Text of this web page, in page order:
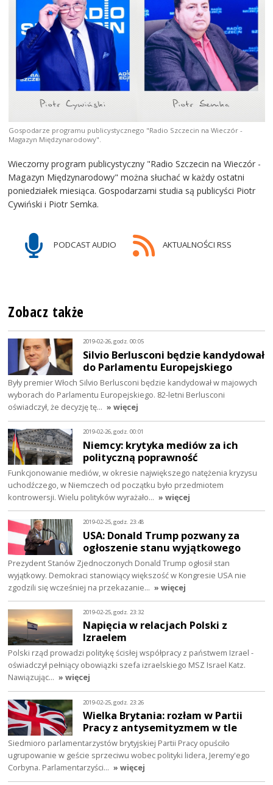
Gospodarze programu publicystycznego "Radio Szczecin na Wieczór -
Magazyn Międzynarodowy".
Wieczorny program publicystyczny "Radio Szczecin na Wieczór -
Magazyn Międzynarodowy" można słuchać w każdy ostatni
poniedziałek miesiąca. Gospodarzami studia są publicyści Piotr
Cywiński i Piotr Semka.
PODCAST AUDIO AKTUALNOŚCI RSS
Zobacz także
2019-02-26, godz. 00:05
Silvio Berlusconi będzie kandydował
do Parlamentu Europejskiego
Były premier Włoch Silvio Berlusconi będzie kandydował w majowych
wyborach do Parlamentu Europejskiego. 82-letni Berlusconi
oświadczył, że decyzję tę… » więcej
2019-02-26, godz. 00:01
Niemcy: krytyka mediów za ich
polityczną poprawność
Funkcjonowanie mediów, w okresie największego natężenia kryzysu
uchodźczego, w Niemczech od początku było przedmiotem
kontrowersji. Wielu polityków wyrażało… » więcej
2019-02-25, godz. 23:48
USA: Donald Trump pozwany za
ogłoszenie stanu wyjątkowego
Prezydent Stanów Zjednoczonych Donald Trump ogłosił stan
wyjątkowy. Demokraci stanowiący większość w Kongresie USA nie
zgodzili się wcześniej na przekazanie… » więcej
2019-02-25, godz. 23:32
Napięcia w relacjach Polski z
Izraelem
Polski rząd prowadzi politykę ścisłej współpracy z państwem Izrael -
oświadczył pełniący obowiązki szefa izraelskiego MSZ Israel Katz.
Nawiązując… » więcej
2019-02-25, godz. 23:26
Wielka Brytania: rozłam w Partii
Pracy z antysemityzmem w tle
Siedmioro parlamentarzystów brytyjskiej Partii Pracy opuściło
ugrupowanie w geście sprzeciwu wobec polityki lidera, Jeremy'ego
Corbyna. Parlamentarzyści… » więcej